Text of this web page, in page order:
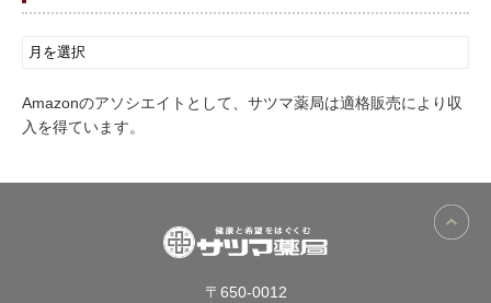
Amazonのアソシエイトとして、サツマ薬局は適格販売により収
入を得ています。
〒650-0012